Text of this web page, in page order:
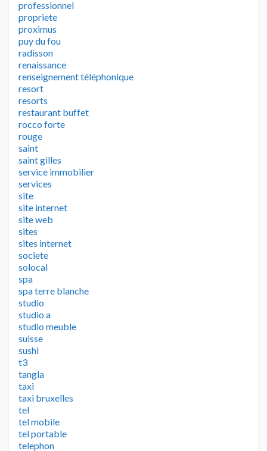
professionnel
propriete
proximus
puy du fou
radisson
renaissance
renseignement téléphonique
resort
resorts
restaurant buffet
rocco forte
rouge
saint
saint gilles
service immobilier
services
site
site internet
site web
sites
sites internet
societe
solocal
spa
spa terre blanche
studio
studio a
studio meuble
suisse
sushi
t3
tangla
taxi
taxi bruxelles
tel
tel mobile
tel portable
telephon